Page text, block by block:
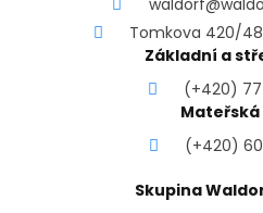
Tomkova 420/
Základní a
(+420)
Mateřská
(+420)
Skupina